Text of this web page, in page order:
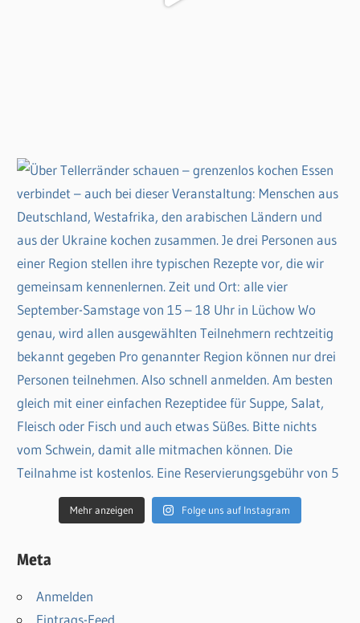
Mehr anzeigen Folge uns auf Instagram
Meta
Anmelden